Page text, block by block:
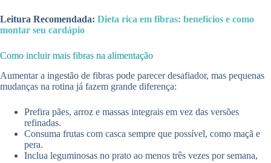
Leitura Recomendada: Dieta rica em fibras: benefícios e como
montar seu cardápio
Como incluir mais fibras na alimentação
Aumentar a ingestão de fibras pode parecer desafiador, mas pequenas
mudanças na rotina já fazem grande diferença:
Prefira pães, arroz e massas integrais em vez das versões
refinadas.
Consuma frutas com casca sempre que possível, como maçã e
pera.
Inclua leguminosas no prato ao menos três vezes por semana,